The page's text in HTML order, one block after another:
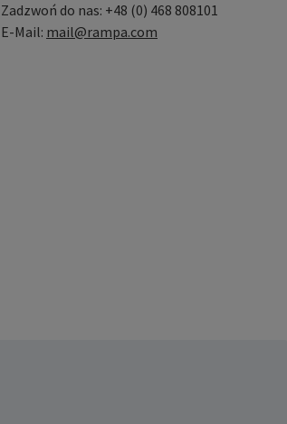
Zadzwoń do nas: +48 (0) 468 808101
E-Mail: mail@rampa.com